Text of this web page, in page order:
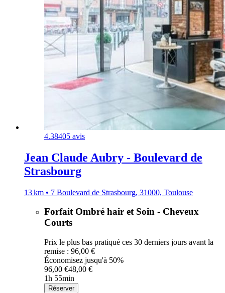
4.38405 avis
Jean Claude Aubry - Boulevard de
Strasbourg
13 km • 7 Boulevard de Strasbourg, 31000, Toulouse
Forfait Ombré hair et Soin - Cheveux
Courts
Prix le plus bas pratiqué ces 30 derniers jours avant la
remise : 96,00 €
Économisez jusqu'à 50%
96,00 €48,00 €
1h 55min
Réserver